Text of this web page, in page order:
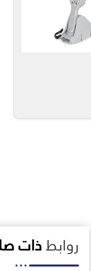
روابطذات